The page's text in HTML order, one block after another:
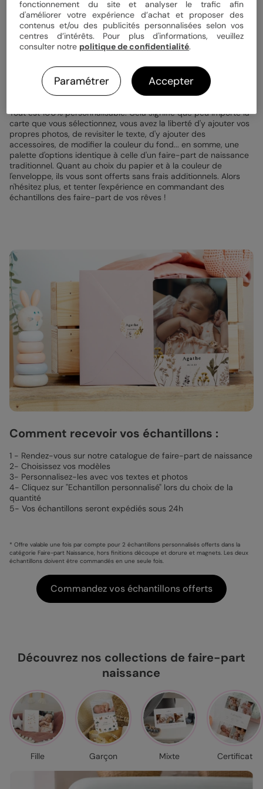
Vous n'êtes pas certain de savoir ce que vous désirez ? Pas de
panique ! Pour trouver un faire-part de naissance à votre goût,
nous vous offrons deux échantillons personnalisés offerts des
: dorure et découpe). Vous tiendrez alors en vos mains un
exemplaire authentique, vous offrant un avant-goût de ce qui
vous attend.
Tout est 100% personnalisable. Cela signifie que peu importe la
carte que vous sélectionnez, vous avez la liberté d'y ajouter vos
propres photos, de revisiter le texte, d'y ajouter des
accessoires, de modifier la couleur du fond... en somme, une
palette d'options identique à celle d'un faire-part de naissance
traditionnel. Quant au choix du papier et à la couleur de
l'enveloppe, ils vous sont offerts sans frais additionnels. Alors
n'hésitez plus, et tenter l'expérience en commandant des
échantillons des faire-part de vos rêves !
Comment recevoir vos échantillons :
1 - Rendez-vous sur notre catalogue de faire-part de naissance
2- Choisissez vos modèles
3- Personnalisez-les avec vos textes et photos
4- Cliquez sur "Echantillon personnalisé" lors du choix de la
quantité
5- Vos échantillons seront expédiés sous 24h
* Offre valable une fois par compte pour 2 échantillons personnalisés offerts dans la
catégorie Faire-part Naissance, hors finitions découpe et dorure et magnets. Les deux
échantillons doivent être commandés en une seule fois.
Commandez vos échantillons offerts
Découvrez nos collections de faire-part
naissance
Fille Garçon Mixte Certificat
fonctionnement du site et analyser le trafic afin
d'améliorer votre expérience d’achat et proposer des
contenus et/ou des publicités personnalisées selon vos
centres d’intérêts. Pour plus d'informations, veuillez
consulter notre politique de confidentialité.
Paramétrer Accepter